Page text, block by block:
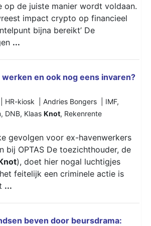
op de juiste manier wordt voldaan.
impact crypto op financieel
bijna bereikt’ De
...
en ook nog eens invaren?
HR-kiosk | Andries Bongers | IMF,
, DNB, Klaas Knot, Rekenrente
gevolgen voor ex-havenwerkers
bij OPTAS De toezichthouder, de
), doet hier nogal luchtigjes
feitelijk een criminele actie is
...
beven door beursdrama: